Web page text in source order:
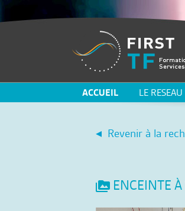
ACCUEIL LE RESEAU
Revenir à la
ENCEINTE